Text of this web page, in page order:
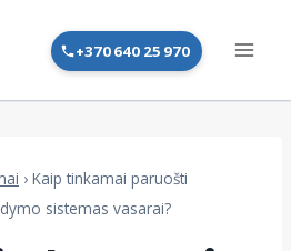
+370 640 25 970
› Kaip tinkamai paruošti
sistemas vasarai?